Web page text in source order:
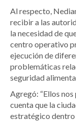
Al respecto,
recibir a las
la necesidad de
centro operativo
ejecución de
problemáticas
seguridad
Agregó: “Ellos
cuenta que la
estratégico dentro